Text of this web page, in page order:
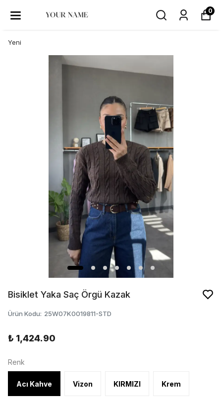
0
Yeni
Bisiklet Yaka Saç Örgü Kazak
Ürün Kodu: 25W07K0019811-STD
₺ 1,424.90
Renk
Acı Kahve Vizon KIRMIZI Krem